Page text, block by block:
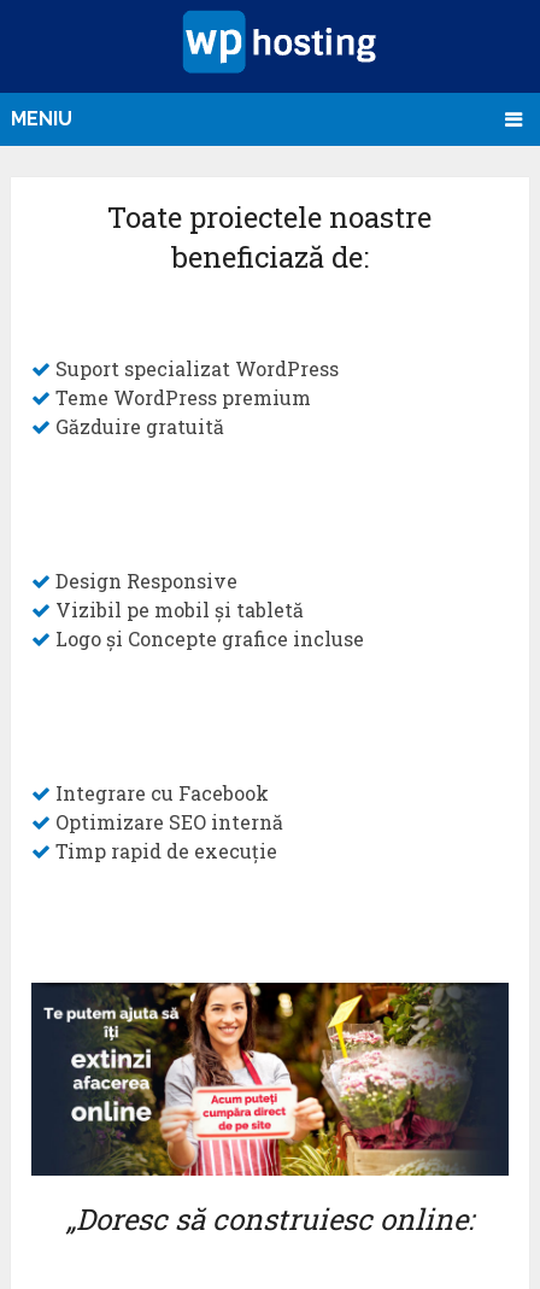
MENIU
Toate proiectele noastre
beneficiază de:
Suport specializat WordPress
Teme WordPress premium
Găzduire gratuită
Design Responsive
Vizibil pe mobil și tabletă
Logo și Concepte grafice incluse
Integrare cu Facebook
Optimizare SEO internă
Timp rapid de execuție
„Doresc să construiesc online: